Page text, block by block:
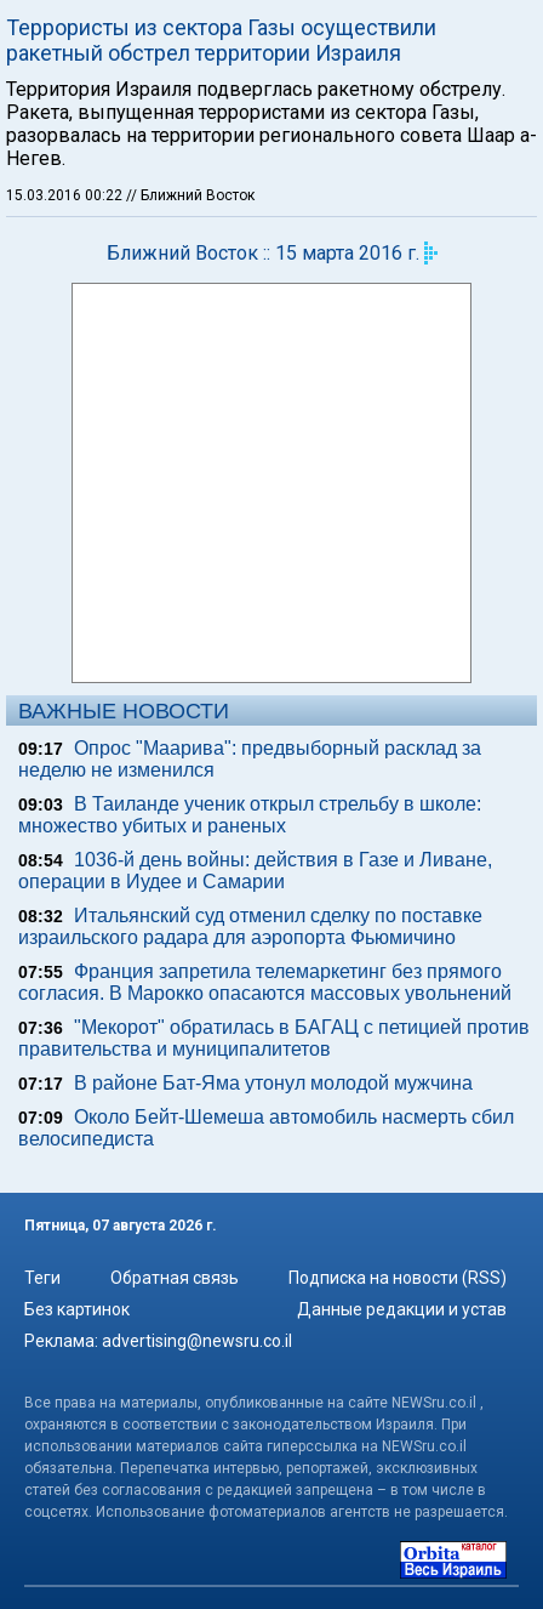
Террористы из сектора Газы осуществили
ракетный обстрел территории Израиля
Территория Израиля подверглась ракетному обстрелу.
Ракета, выпущенная террористами из сектора Газы,
разорвалась на территории регионального совета Шаар а-
Негев.
15.03.2016 00:22 // Ближний Восток
Ближний Восток :: 15 марта 2016 г.
ВАЖНЫЕ НОВОСТИ
09:17 Опрос "Mаарива": предвыборный расклад за
неделю не изменился
09:03
В Таиланде ученик открыл стрельбу в школе:
множество убитых и раненых
08:54
1036-й день войны: действия в Газе и Ливане,
операции в Иудее и Самарии
08:32
Итальянский суд отменил сделку по поставке
израильского радара для аэропорта Фьюмичино
07:55
Франция запретила телемаркетинг без прямого
согласия. В Марокко опасаются массовых увольнений
07:36 "Мекорот" обратилась в БАГАЦ с петицией против
правительства и муниципалитетов
07:17 В районе Бат-Яма утонул молодой мужчина
07:09 Около Бейт-Шемеша автомобиль насмерть сбил
велосипедиста
Пятница, 07 августа 2026 г.
Теги Обратная связь
Подписка на новости (RSS)
Без картинок
Данные редакции и устав
Реклама: advertising@newsru.co.il
Все права на материалы, опубликованные на сайте NEWSru.co.il ,
охраняются в соответствии с законодательством Израиля. При
использовании материалов сайта гиперссылка на NEWSru.co.il
обязательна. Перепечатка интервью, репортажей, эксклюзивных
статей без согласования с редакцией запрещена – в том числе в
соцсетях. Использование фотоматериалов агентств не разрешается.